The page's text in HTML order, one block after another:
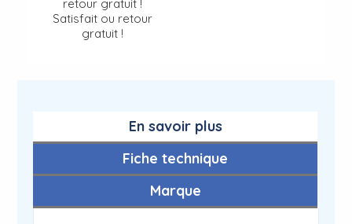
Satisfait ou retour
gratuit !
En savoir plus
Fiche technique
Marque